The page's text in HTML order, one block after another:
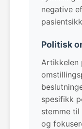
negative
Politisk
Artikkelen
spesifikk
stemme til
og